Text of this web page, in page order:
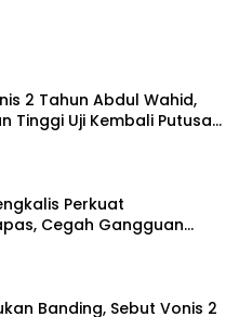
2 Tahun Abdul Wahid,
Tinggi Uji Kembali Putusan
Perkuat
Cegah Gangguan
Banding, Sebut Vonis 2